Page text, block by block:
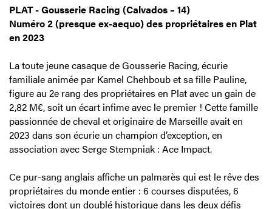
PLAT - Gousserie Racing (Calvados – 14)
Numéro 2 (presque ex-aequo) des propriétaires en Plat
en 2023
La toute jeune casaque de Gousserie Racing, écurie
familiale animée par Kamel Chehboub et sa fille Pauline,
figure au 2e rang des propriétaires en Plat avec un gain de
2,82 M€, soit un écart infime avec le premier ! Cette famille
passionnée de cheval et originaire de Marseille avait en
2023 dans son écurie un champion d’exception, en
association avec Serge Stempniak : Ace Impact.
Ce pur-sang anglais affiche un palmarès qui est le rêve des
propriétaires du monde entier : 6 courses disputées, 6
victoires dont un doublé historique dans les deux défis